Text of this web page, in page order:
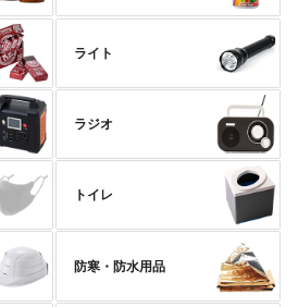
ライト
ラジオ
トイレ
防寒・防水用品